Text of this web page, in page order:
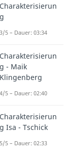
Geist der
versucht,
verführen
durch
Gott zerstört
steht für
Ritter
Charakterisierun
g
3/5 – Dauer: 03:34
Charakterisierun
g - Maik
Klingenberg
4/5 – Dauer: 02:40
Charakterisierun
g Isa - Tschick
5/5 – Dauer: 02:33